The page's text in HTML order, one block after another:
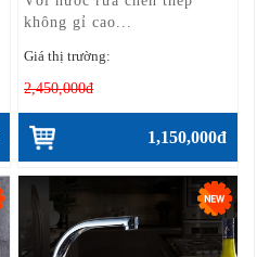
không gỉ cao...
Giá thị trường:
2,450,000đ
1,150,000đ